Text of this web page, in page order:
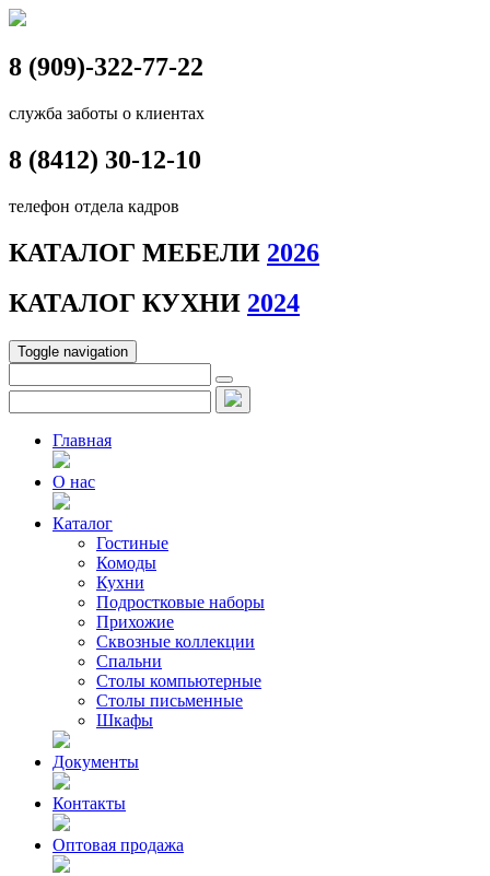
8 (909)-322-77-22
служба заботы о клиентах
8 (8412) 30-12-10
телефон отдела кадров
КАТАЛОГ МЕБЕЛИ 2026
КАТАЛОГ КУХНИ 2024
Toggle navigation
Главная
О нас
Каталог
Гостиные
Комоды
Кухни
Подростковые наборы
Прихожие
Сквозные коллекции
Спальни
Столы компьютерные
Столы письменные
Шкафы
Документы
Контакты
Оптовая продажа